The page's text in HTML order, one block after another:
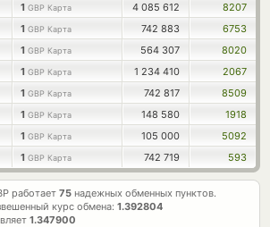
1 GBP Карта 4 085 612
8207
1 GBP Карта 742 883
6753
1 GBP Карта 564 307
8020
1 GBP Карта 1 234 410
2067
1 GBP Карта 742 817
8509
1 GBP Карта 148 580
1918
1 GBP Карта 105 000
5092
1 GBP Карта 742 719 593
работает 75 надежных обменных пунктов.
курс обмена: 1.392804
1.347900